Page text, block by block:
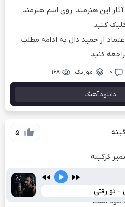
این هنرمند، روی اسم هنرمند
کنید
اعتماد از حمید دال به ادامه مطلب
کنید
۰ موزیک ۱۶۸
دانلود آهنگ
5
گرگینه
جدید گرگینه از ضمیر
بالا در نکس وان موزیک آماده
است
- تو رفتی